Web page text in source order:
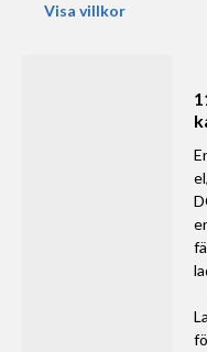
Visa villkor